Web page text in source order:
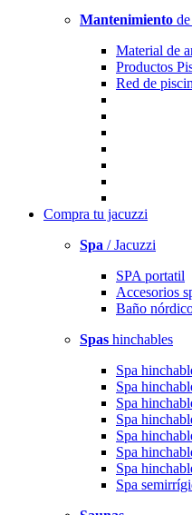
Mantenimiento
Material de
Productos
Red de
Compra tu jacuzzi
Spa / Jacuzzi
SPA portatil
Accesorios
Baño
Spas hinchables
Spa
Spa
Spa
Spa
Spa
Spa
Spa
Spa